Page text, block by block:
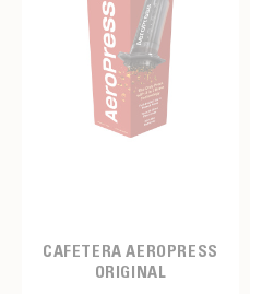
CAFETERA AEROPRESS
ORIGINAL